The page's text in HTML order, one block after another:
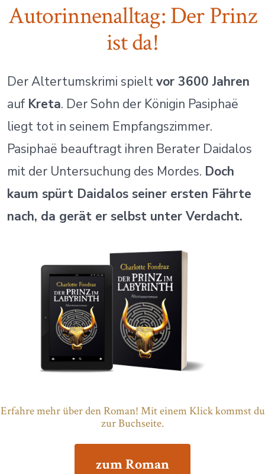
Autorinnenalltag: Der Prinz
ist da!
Der Altertumskrimi spieltvor 3600 Jahren
auf Kreta. Der Sohn der Königin Pasiphaë
liegt tot in seinem Empfangszimmer.
Pasiphaë beauftragt ihren Berater Daidalos
mit der Untersuchung des Mordes. Doch
kaum spürt Daidalos seiner ersten Fährte
nach, da gerät er selbst unter Verdacht.
Erfahre mehr über den Roman! Mit einem Klick kommst du
zur Buchseite.
zum Roman